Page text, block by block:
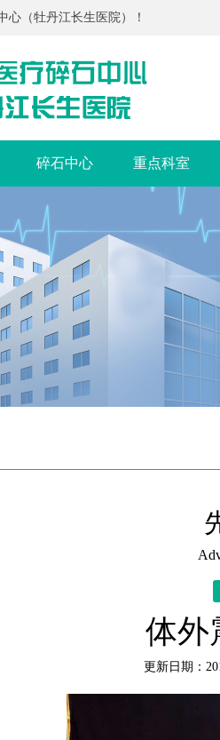
心（牡丹江长生医院）！
碎石中心 重点科室
体外
更新日期：